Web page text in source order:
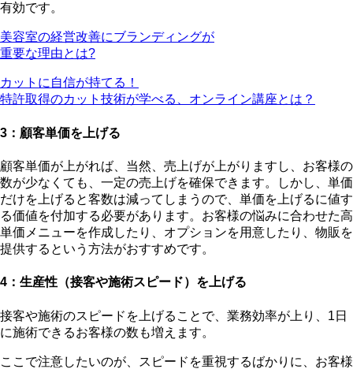
有効です。
美容室の経営改善にブランディングが
重要な理由とは?
カットに自信が持てる！
特許取得のカット技術が学べる、オンライン講座とは？
3：顧客単価を上げる
顧客単価が上がれば、当然、売上げが上がりますし、お客様の
数が少なくても、一定の売上げを確保できます。しかし、単価
だけを上げると客数は減ってしまうので、 単価を上げるに値す
る価値を付加する必要があります。お客様の悩みに合わせた高
単価メニューを作成したり、オプションを用意したり、物販を
提供するという方法がおすすめです。
4：生産性（接客や施術スピード）を上げる
接客や施術のスピードを上げることで、業務効率が上り、1日
に施術できるお客様の数も増えます。
ここで注意したいのが、スピードを重視するばかりに、お客様